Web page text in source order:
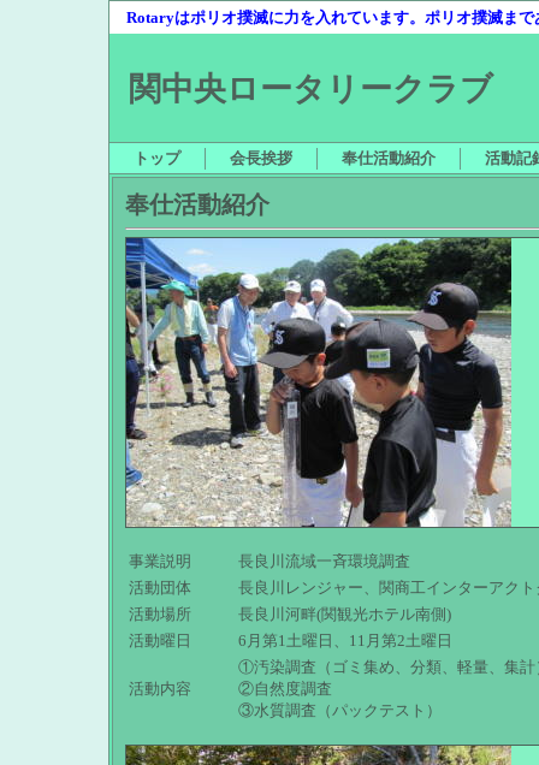
Rotaryはポリオ撲滅に力を入れています。ポリオ撲滅まで
関中央ロータリークラブ
トップ 会長挨拶 奉仕活動紹介 活動記
奉仕活動紹介
事業説明
長良川流域一斉環境調査
活動団体
長良川レンジャー、関商工インターアクト
活動場所
長良川河畔(関観光ホテル南側)
活動曜日
6月第1土曜日、11月第2土曜日
活動内容
①汚染調査（ゴミ集め、分類、軽量、集計
②自然度調査
③水質調査（パックテスト）